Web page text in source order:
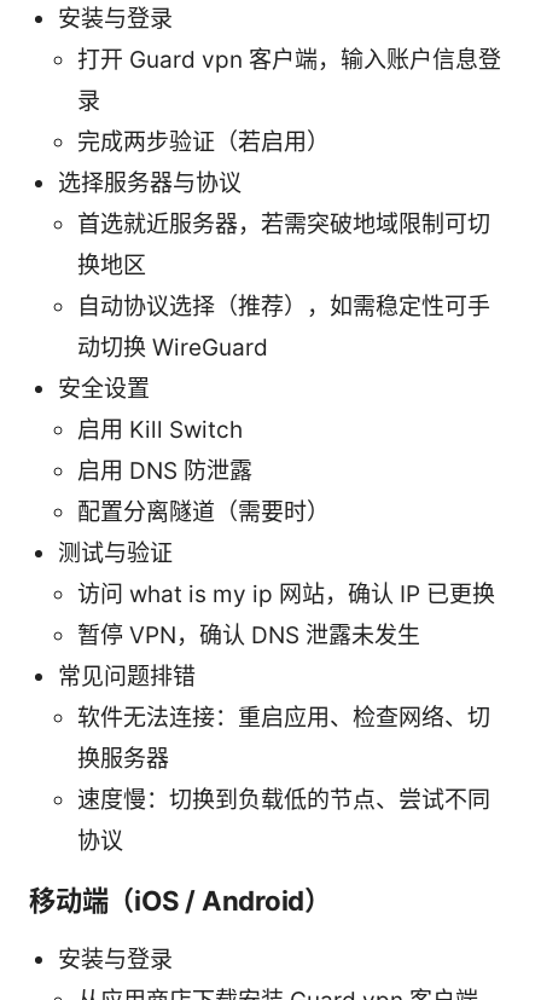
安装与登录
打开 Guard vpn 客户端，输入账户信息登
录
完成两步验证（若启用）
选择服务器与协议
首选就近服务器，若需突破地域限制可切
换地区
自动协议选择（推荐），如需稳定性可手
动切换 WireGuard
安全设置
启用 Kill Switch
启用 DNS 防泄露
配置分离隧道（需要时）
测试与验证
访问 what is my ip 网站，确认 IP 已更换
暂停 VPN，确认 DNS 泄露未发生
常见问题排错
软件无法连接：重启应用、检查网络、切
换服务器
速度慢：切换到负载低的节点、尝试不同
协议
移动端（iOS / Android）
安装与登录